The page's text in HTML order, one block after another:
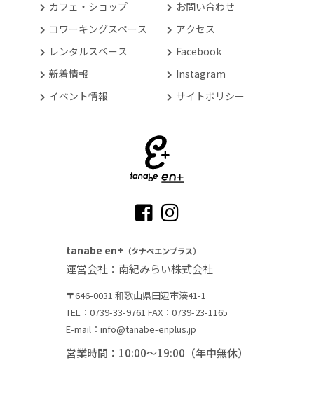
tanabe en+ （タナベエンプラス）
運営会社：南紀みらい株式会社
〒646-0031 和歌山県田辺市湊41-1
TEL：0739-33-9761 FAX：0739-23-1165
E-mail：info@tanabe-enplus.jp
営業時間：10:00～19:00（年中無休）
カフェ・ショップ
コワーキングスペース
レンタルスペース
新着情報
イベント情報
お問い合わせ
アクセス
Facebook
Instagram
サイトポリシー